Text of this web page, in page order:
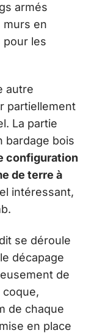
armés
murs en
pour les
autre
partiellement
La partie
bardage bois
configuration
de terre à
intéressant,
se déroule
décapage
de
coque,
de chaque
en place